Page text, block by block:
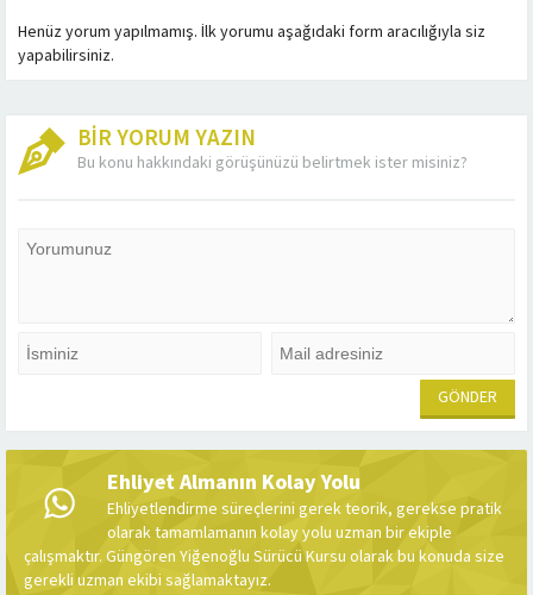
Henüz yorum yapılmamış. İlk yorumu aşağıdaki form aracılığıyla siz
yapabilirsiniz.
BİR YORUM YAZIN
Bu konu hakkındaki görüşünüzü belirtmek ister misiniz?
Ehliyet Almanın Kolay Yolu
Ehliyetlendirme süreçlerini gerek teorik, gerekse pratik
olarak tamamlamanın kolay yolu uzman bir ekiple
çalışmaktır. Güngören Yiğenoğlu Sürücü Kursu olarak bu konuda size
gerekli uzman ekibi sağlamaktayız.